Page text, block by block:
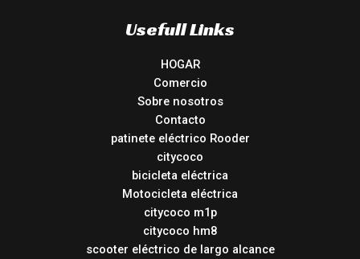
Usefull Links
HOGAR
Comercio
Sobre nosotros
Contacto
patinete eléctrico Rooder
citycoco
bicicleta eléctrica
Motocicleta eléctrica
citycoco m1p
citycoco hm8
scooter eléctrico de largo alcance